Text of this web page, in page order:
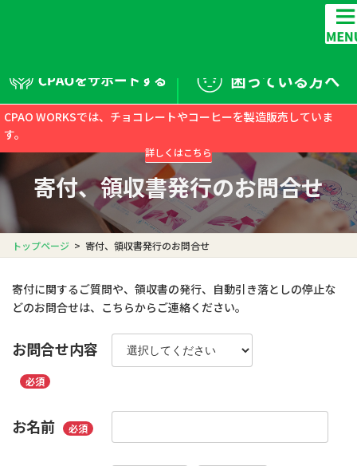
ス
キ
ッ
プ
ン
に
移
動
CPAOをサポートする
CPAO WORKSでは、チョコレートやコーヒーを製造販売していま
す。
詳しくはこちら
寄付、領収書発行のお問合せ
お問合せ
トップページ 寄付、領収書発行のお問合せ
寄付に関するご質問や、領収書の発行、自動引き落としの停止な
どのお問合せは、こちらからご連絡ください。
お問合せ内容
必須
お名前 必須